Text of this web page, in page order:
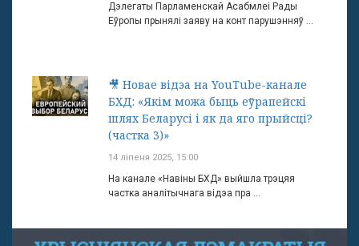
Дэлегаты Парламенскай Асабмлеі Рады
Еўропы прынялі заяву на конт парушэнняў ...
🎥 Новае відэа на YouTube-канале
БХД: «Якім можа быць еўрапейскі
шлях Беларусі і як да яго прыйсці?
(частка 3)»
14 ліпеня 2025, 15:00
На канале «Навіны БХД» выйшла трэцяя
частка аналітычнага відэа пра ...